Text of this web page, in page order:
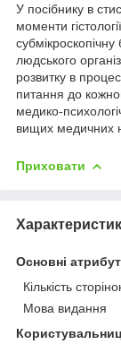
У посібнику в
моменти
субмікроскопічну
людського
розвитку в
питання до
медико-
вищих медичних
Приховати
Основні
Кількість
Мова видання